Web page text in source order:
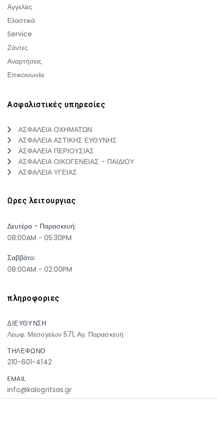
Αγγελίες
Ελαστικά
Service
Ζάντες
Αναρτήσεις
Επικοινωνία
Ασφαλιστικές υπηρεσίες
ΑΣΦΑΛΕΙΑ ΟΧΗΜΑΤΩΝ
ΑΣΦΑΛΕΙΑ ΑΣΤΙΚΗΣ ΕΥΘΥΝΗΣ
ΑΣΦΑΛΕΙΑ ΠΕΡΙΟΥΣΙΑΣ
ΑΣΦΑΛΕΙΑ ΟΙΚΟΓΕΝΕΙΑΣ - ΠΑΙΔΙΟΥ
ΑΣΦΑΛΕΙΑ ΥΓΕΙΑΣ
Ωρες λειτουργιας
Δευτέρα - Παρασκευή:
08:00AM - 05:30PM
Σαββάτο:
08:00AM - 02:00PM
πληροφοριες
ΔΙΕΥΘΥΝΣΗ
Λεωφ. Μεσογείων 571, Αγ. Παρασκευή
ΤΗΛΕΦΩΝΟ
210-601-4142
EMAIL
info@kalogritsas.gr